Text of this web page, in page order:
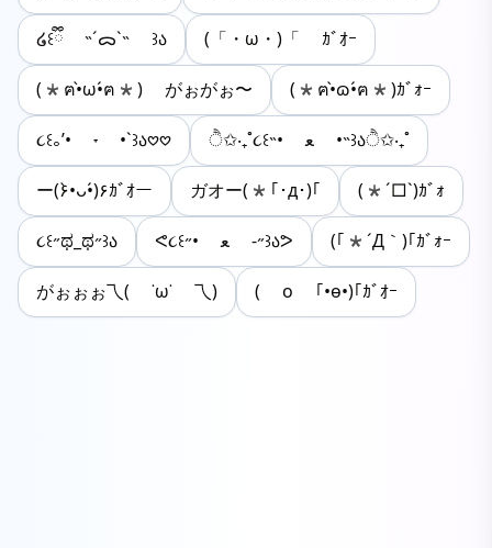
໒꒰ྀི ˵ˊᯅˋ˵ ꒱ა (「・ω・)「 ｶﾞｵｰ
(*ฅ•̀ω•́ฅ*) がぉがぉ〜 (*ฅ•̀ɷ•́ฅ*)ｶﾞｫｰ
૮꒰｡’• ˕ •`꒱ა𖹭𖹭 ੈ✩‧₊˚૮꒰˵• ﻌ •˵꒱აੈ✩‧₊˚
ー(۶•̀ᴗ•́)۶ｶﾞｵー ガオー(*｢･д･)｢ (*´□`)ｶﾞｫ
૮꒰˶ಥ_ಥ˶꒱ა ᕙ૮꒰˶• ﻌ -˶꒱აᕗ (｢*´Д｀)｢ｶﾞｫｰ
がぉぉぉ乁( ˙ω˙ 乁) ( o ｢•ө•)｢ｶﾞｵｰ